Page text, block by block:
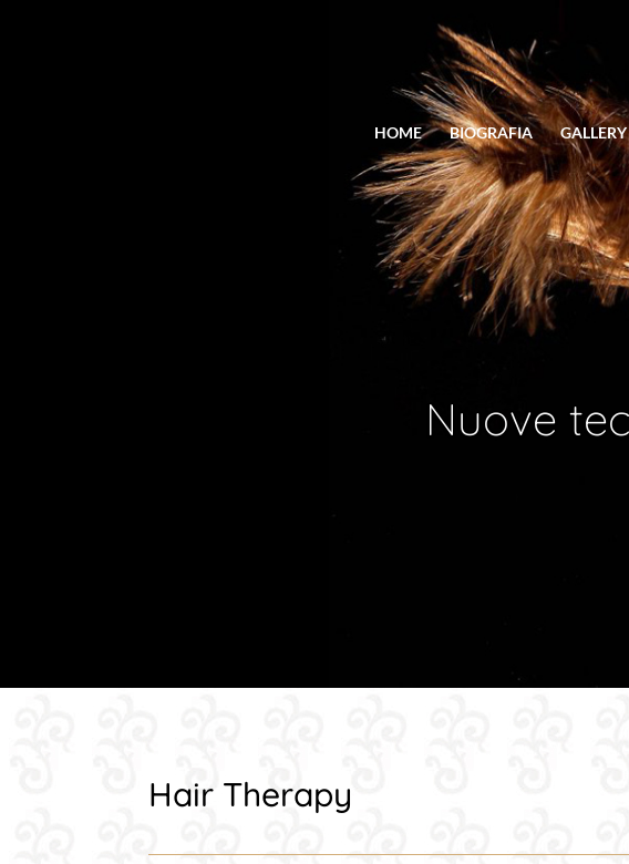
HOME BIOGRAFIA GALLERY
Nuove
Hair Therapy